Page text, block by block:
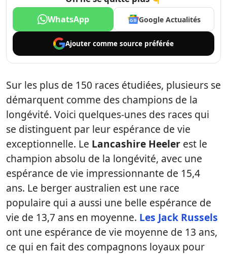
WhatsApp Google Actualités
Ajouter comme source préférée
Sur les plus de 150 races étudiées, plusieurs se
démarquent comme des champions de la
longévité. Voici quelques-unes des races qui
se distinguent par leur espérance de vie
exceptionnelle. Le Lancashire Heeler est le
champion absolu de la longévité, avec une
espérance de vie impressionnante de 15,4
ans. Le berger australien est une race
populaire qui a aussi une belle espérance de
vie de 13,7 ans en moyenne. Les Jack Russels
ont une espérance de vie moyenne de 13 ans,
ce qui en fait des compagnons loyaux pour